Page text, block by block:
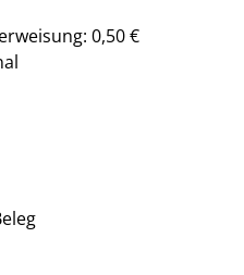
0,50 €